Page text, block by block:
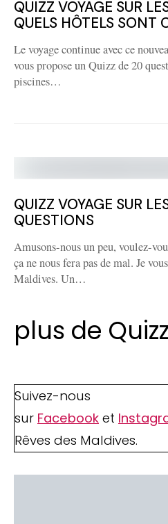
QUIZZ VOYAGE SUR
QUELS HÔTELS SONT
Le voyage continue avec ce
vous propose un Quizz de 20
piscines…
QUIZZ VOYAGE SUR
QUESTIONS
Amusons-nous un peu, voulez-
ça ne nous fera pas de mal. Je
Maldives. Un…
plus de
Suivez-nous
sur Facebook et
Rêves des Maldives.